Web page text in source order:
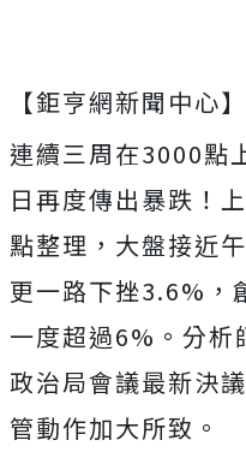
【鉅亨網新聞中心】
連續三周在3000點
日再度傳出暴跌！
點整理，大盤接近
更一路下挫3.6%，
一度超過6%。分析
政治局會議最新決
管動作加大所致。